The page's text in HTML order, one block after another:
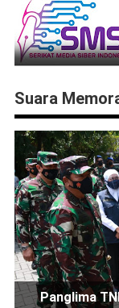
Suara
Panglima